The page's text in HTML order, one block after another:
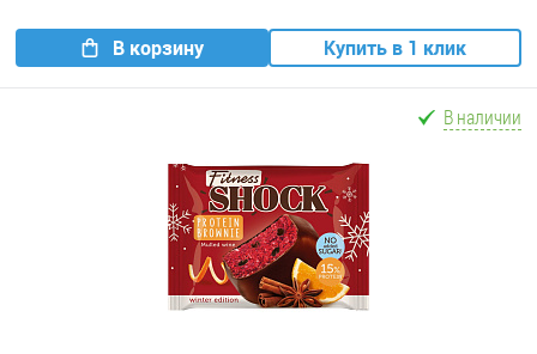
В корзину Купить в 1 клик
В наличии